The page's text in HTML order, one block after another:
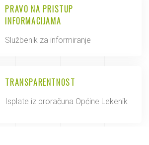
PRAVO NA PRISTUP
INFORMACIJAMA
Službenik za informiranje
TRANSPARENTNOST
Isplate iz proračuna Općine Lekenik